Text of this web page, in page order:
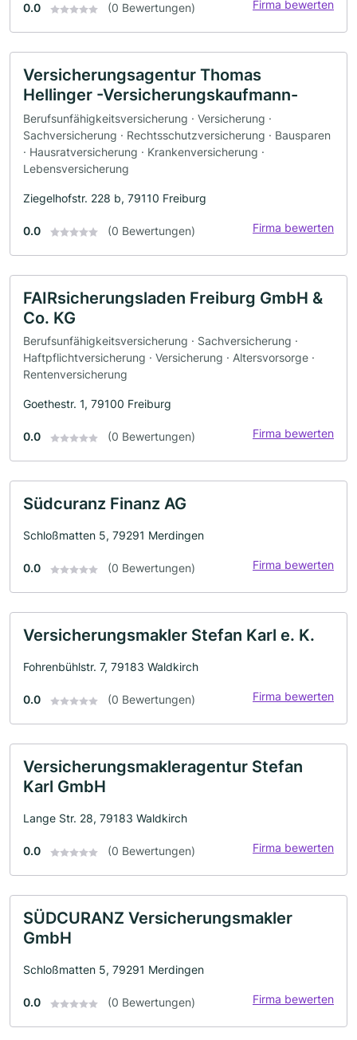
0.0 (0 Bewertungen) Firma bewerten
Versicherungsagentur Thomas
Hellinger -Versicherungskaufmann-
Berufsunfähigkeitsversicherung · Versicherung ·
Sachversicherung · Rechtsschutzversicherung · Bausparen
· Hausratversicherung · Krankenversicherung ·
Lebensversicherung
Ziegelhofstr. 228 b, 79110 Freiburg
0.0 (0 Bewertungen) Firma bewerten
FAIRsicherungsladen Freiburg GmbH &
Co. KG
Berufsunfähigkeitsversicherung · Sachversicherung ·
Haftpflichtversicherung · Versicherung · Altersvorsorge ·
Rentenversicherung
Goethestr. 1, 79100 Freiburg
0.0 (0 Bewertungen) Firma bewerten
Südcuranz Finanz AG
Schloßmatten 5, 79291 Merdingen
0.0 (0 Bewertungen) Firma bewerten
Versicherungsmakler Stefan Karl e. K.
Fohrenbühlstr. 7, 79183 Waldkirch
0.0 (0 Bewertungen) Firma bewerten
Versicherungsmakleragentur Stefan
Karl GmbH
Lange Str. 28, 79183 Waldkirch
0.0 (0 Bewertungen) Firma bewerten
SÜDCURANZ Versicherungsmakler
GmbH
Schloßmatten 5, 79291 Merdingen
0.0 (0 Bewertungen) Firma bewerten